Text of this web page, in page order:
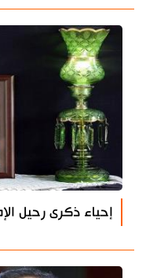
إحياء ذكرى رحيل